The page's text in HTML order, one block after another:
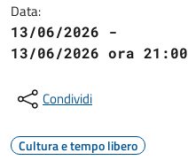
Data:
13/06/2026 -
13/06/2026 ora 21:00
Condividi
Cultura e tempo libero